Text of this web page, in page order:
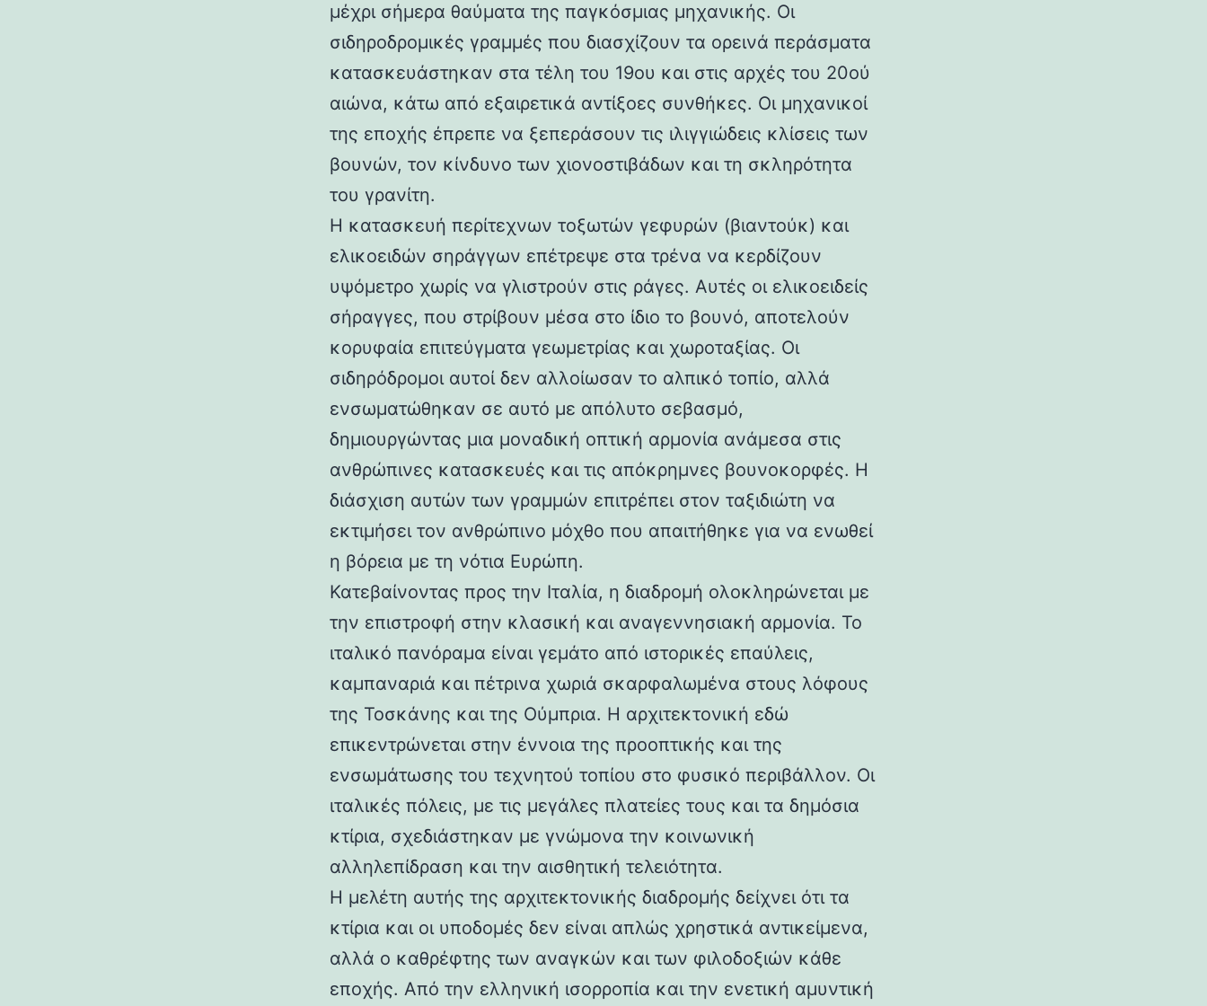
μέχρι σήμερα θαύματα της παγκόσμιας μηχανικής. Οι
σιδηροδρομικές γραμμές που διασχίζουν τα ορεινά περάσματα
κατασκευάστηκαν στα τέλη του 19ου και στις αρχές του 20ού
αιώνα, κάτω από εξαιρετικά αντίξοες συνθήκες. Οι μηχανικοί
της εποχής έπρεπε να ξεπεράσουν τις ιλιγγιώδεις κλίσεις των
βουνών, τον κίνδυνο των χιονοστιβάδων και τη σκληρότητα
του γρανίτη.
Η κατασκευή περίτεχνων τοξωτών γεφυρών (βιαντούκ) και
ελικοειδών σηράγγων επέτρεψε στα τρένα να κερδίζουν
υψόμετρο χωρίς να γλιστρούν στις ράγες. Αυτές οι ελικοειδείς
σήραγγες, που στρίβουν μέσα στο ίδιο το βουνό, αποτελούν
κορυφαία επιτεύγματα γεωμετρίας και χωροταξίας. Οι
σιδηρόδρομοι αυτοί δεν αλλοίωσαν το αλπικό τοπίο, αλλά
ενσωματώθηκαν σε αυτό με απόλυτο σεβασμό,
δημιουργώντας μια μοναδική οπτική αρμονία ανάμεσα στις
ανθρώπινες κατασκευές και τις απόκρημνες βουνοκορφές. Η
διάσχιση αυτών των γραμμών επιτρέπει στον ταξιδιώτη να
εκτιμήσει τον ανθρώπινο μόχθο που απαιτήθηκε για να ενωθεί
η βόρεια με τη νότια Ευρώπη.
Κατεβαίνοντας προς την Ιταλία, η διαδρομή ολοκληρώνεται με
την επιστροφή στην κλασική και αναγεννησιακή αρμονία. Το
ιταλικό πανόραμα είναι γεμάτο από ιστορικές επαύλεις,
καμπαναριά και πέτρινα χωριά σκαρφαλωμένα στους λόφους
της Τοσκάνης και της Ούμπρια. Η αρχιτεκτονική εδώ
επικεντρώνεται στην έννοια της προοπτικής και της
ενσωμάτωσης του τεχνητού τοπίου στο φυσικό περιβάλλον. Οι
ιταλικές πόλεις, με τις μεγάλες πλατείες τους και τα δημόσια
κτίρια, σχεδιάστηκαν με γνώμονα την κοινωνική
αλληλεπίδραση και την αισθητική τελειότητα.
Η μελέτη αυτής της αρχιτεκτονικής διαδρομής δείχνει ότι τα
κτίρια και οι υποδομές δεν είναι απλώς χρηστικά αντικείμενα,
αλλά ο καθρέφτης των αναγκών και των φιλοδοξιών κάθε
εποχής. Από την ελληνική ισορροπία και την ενετική αμυντική